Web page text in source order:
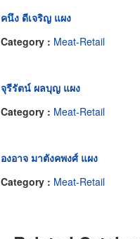
คนึง ดีเจริญ แผง
Category : Meat-Retail
จุรีรัตน์ ผลบุญ แผง
Category : Meat-Retail
องอาจ มาตังคพงศ์ แผง
Category : Meat-Retail